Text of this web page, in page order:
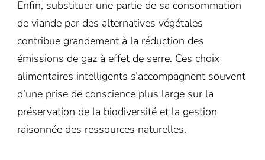
Enfin, substituer une partie de sa consommation
de viande par des alternatives végétales
contribue grandement à la réduction des
émissions de gaz à effet de serre. Ces choix
alimentaires intelligents s’accompagnent souvent
d’une prise de conscience plus large sur la
préservation de la biodiversité et la gestion
raisonnée des ressources naturelles.